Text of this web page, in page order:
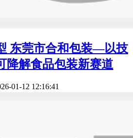
东莞市合和包装—以技
降解食品包装新赛道
01-12 12:16:41